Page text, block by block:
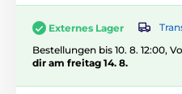
Externes Lager
Bestellungen bis 10. 8. 12:00,
dir am freitag 14. 8.